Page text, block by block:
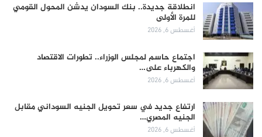
انطلاقة جديدة.. بنك السودان يدشن المحول القومي
للمرة الأولى
أغسطس 6, 2026
اجتماع حاسم لمجلس الوزراء.. تطورات الاقتصاد
والكهرباء على…
أغسطس 6, 2026
ارتفاع جديد في سعر تحويل الجنيه السوداني مقابل
الجنيه المصري…
أغسطس 6, 2026